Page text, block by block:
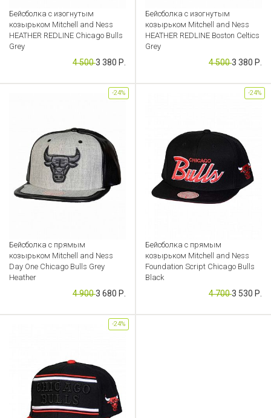
Бейсболка с изогнутым
козырьком Mitchell and Ness
HEATHER REDLINE Chicago Bulls
Grey
Артикул: CB000049190
4 5003 380 Р.
Бейсболка с изогнутым
козырьком Mitchell and Ness
HEATHER REDLINE Boston Celtics
Grey
Артикул: CB000049191
4 5003 380 Р.
Бейсболка с прямым
козырьком Mitchell and Ness
Day One Chicago Bulls Grey
Heather
Артикул: CB000049330
4 9003 680 Р.
-24%
Бейсболка с прямым
козырьком Mitchell and Ness
Foundation Script Chicago Bulls
Black
Артикул: CB000049322
4 7003 530 Р.
-24%
-24%